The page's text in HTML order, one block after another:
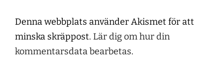
Denna webbplats använder Akismet för att
minska skräppost. Lär dig om hur din
kommentarsdata bearbetas.